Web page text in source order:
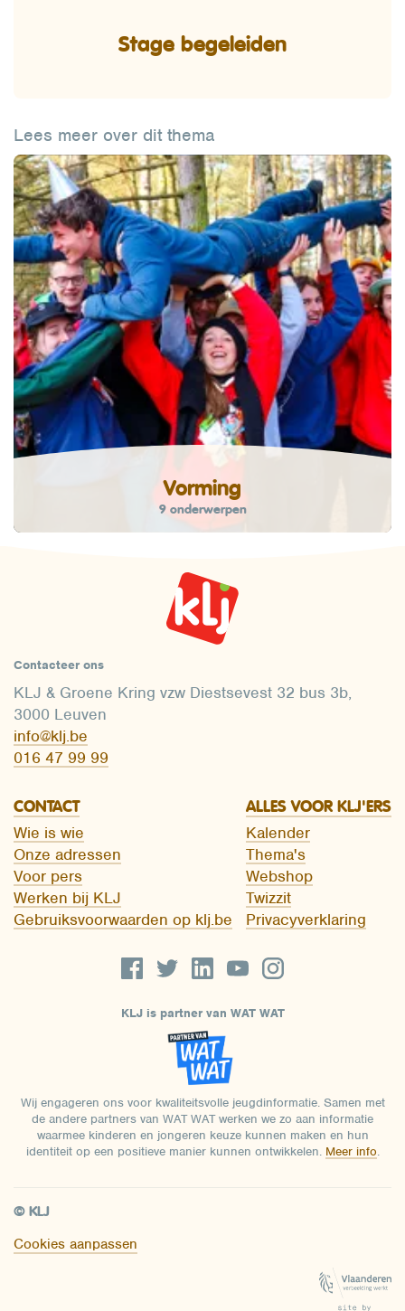
Stage begeleiden
Lees meer over dit thema
Vorming
9 onderwerpen
Contacteer ons
KLJ & Groene Kring vzw Diestsevest 32 bus 3b,
3000 Leuven
info@klj.be​
016 47 99 99
CONTACT
Wie is wie
Onze adressen
Voor pers
Werken bij KLJ
Gebruiksvoorwaarden op klj.be
ALLES VOOR KLJ'ERS
Kalender
Thema's
Webshop
Twizzit
Privacyverklaring
KLJ is partner van WAT WAT
Wij engageren ons voor kwaliteitsvolle jeugdinformatie. Samen met
de andere partners van WAT WAT werken we zo aan informatie
waarmee kinderen en jongeren keuze kunnen maken en hun
identiteit op een positieve manier kunnen ontwikkelen. Meer info.
© KLJ
Cookies aanpassen